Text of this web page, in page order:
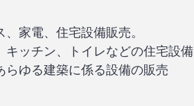
家電、住宅設備販売。
キッチン、トイレなどの住宅設備
らゆる建築に係る設備の販売